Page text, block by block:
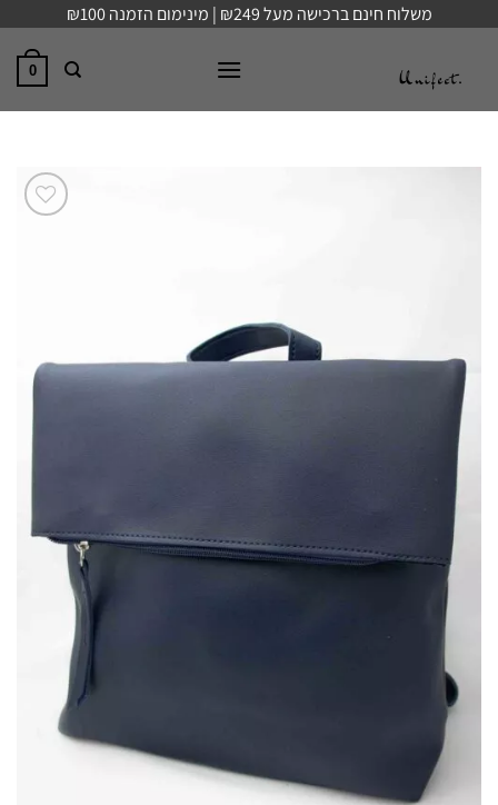
content
משלוח חינם ברכישה מעל ₪249 | מינימום הזמנה ₪100
0